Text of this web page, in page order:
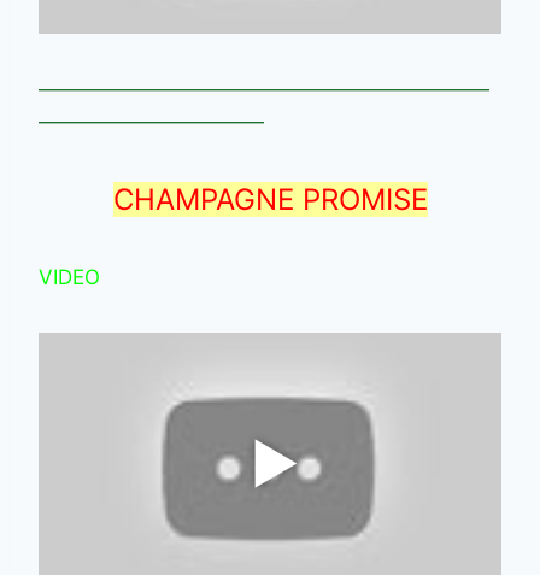
——————————————————————
———————————
CHAMPAGNE PROMISE
VIDEO